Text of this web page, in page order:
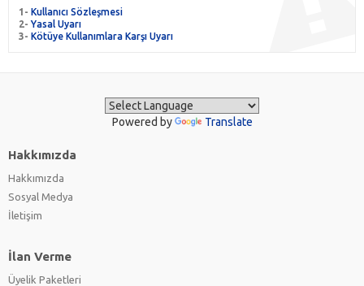
1- Kullanıcı Sözleşmesi
2- Yasal Uyarı
3- Kötüye Kullanımlara Karşı Uyarı
Powered by Translate
Hakkımızda
Hakkımızda
Sosyal Medya
İletişim
İlan Verme
Üyelik Paketleri